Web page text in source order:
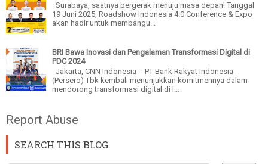
Surabaya, saatnya bergerak menuju masa depan! Tanggal
19 Juni 2025, Roadshow Indonesia 4.0 Conference & Expo
akan hadir untuk membangu...
BRI Bawa Inovasi dan Pengalaman Transformasi Digital di
PDC 2024
Jakarta, CNN Indonesia -- PT Bank Rakyat Indonesia
(Persero) Tbk kembali menunjukkan komitmennya dalam
mendorong transformasi digital di I...
Report Abuse
SEARCH THIS BLOG